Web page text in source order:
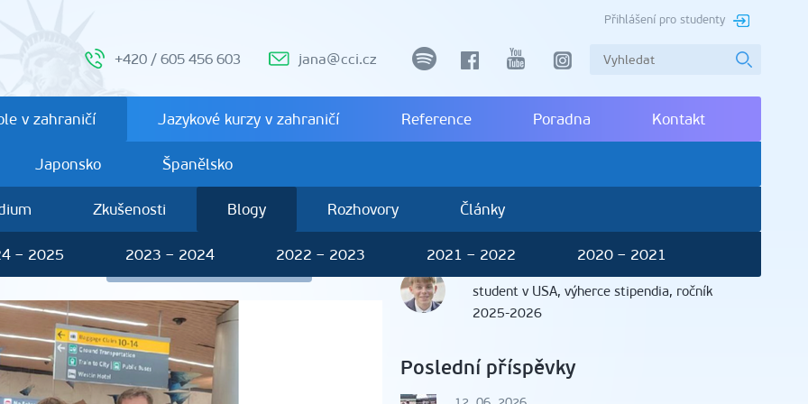
Přihlášení pro studenty
+420 / 605 456 603 jana@cci.cz spotify facebookyoutubeinstagram
v zahraničí Jazykové kurzy v zahraničí Reference Poradna Kontakt
Japonsko Španělsko
Zkušenosti Blogy Rozhovory Články
– 2025 2023 – 2024 2022 – 2023 2021 – 2022 2020 – 2021
Další studenti 2025 – 2026
student v USA, výherce stipendia, ročník
2025-2026
Poslední příspěvky